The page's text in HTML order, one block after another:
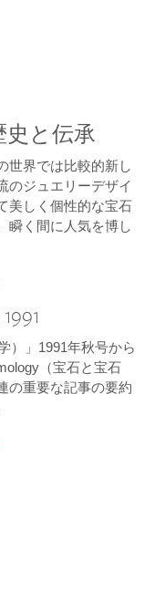
と伝承
世界では比較的新し
のジュエリーデザイ
美しく個性的な宝石
瞬く間に人気を博し
）」1991年秋号から
（宝石と宝石
の重要な記事の要約